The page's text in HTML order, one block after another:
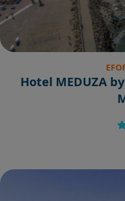
Hotel MEDUZA